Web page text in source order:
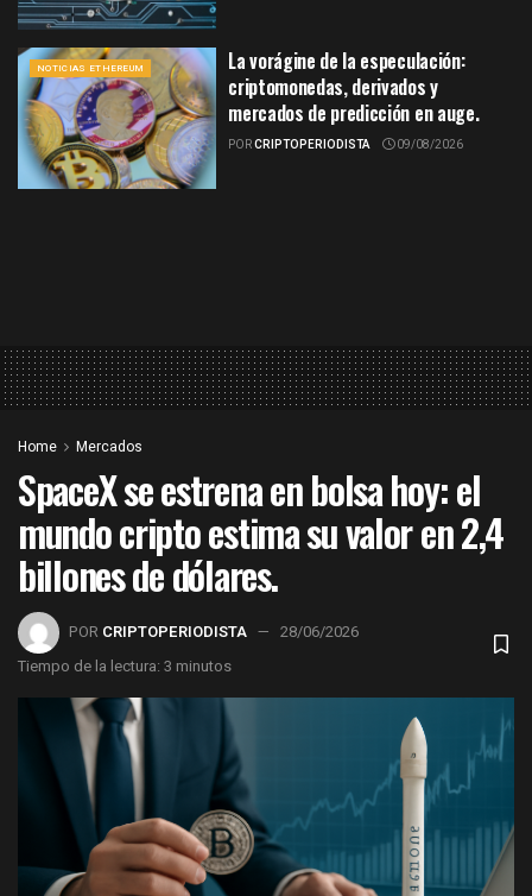
NOTICIAS ETHEREUM
La vorágine de la especulación:
criptomonedas, derivados y
mercados de predicción en auge.
PORCRIPTOPERIODISTA 09/08/2026
Home Mercados
SpaceX se estrena en bolsa hoy: el
mundo cripto estima su valor en 2,4
billones de dólares.
POR CRIPTOPERIODISTA
28/06/2026
Tiempo de la lectura: 3 minutos